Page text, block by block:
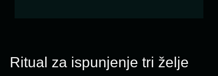
Ritual za ispunjenje tri želje